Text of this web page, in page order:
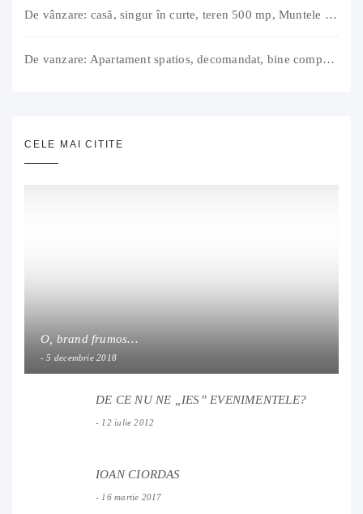
De vânzare: casă, singur în curte, teren 500 mp, Muntele Găina, Oradea. 157.000 € (negociabil). Comision 0.
De vanzare: Apartament spatios, decomandat, bine compartimentat, 3 camere, 2 bai, bucatarie, suprafață utilă de 64 mp + 3 balcoane (11 mp), strada Barierei, zona Dragos Voda Oradea. 89 500 E (neg). Comision 0
CELE MAI CITITE
O, brand frumos…
5 decembrie 2018
DE CE NU NE „IES” EVENIMENTELE?
12 iulie 2012
IOAN CIORDAS
16 martie 2017